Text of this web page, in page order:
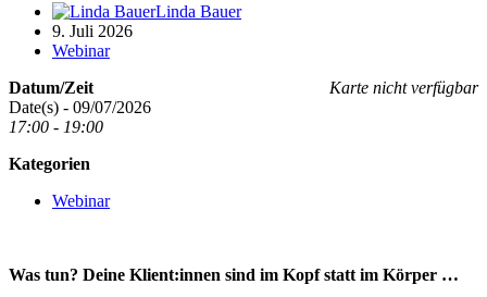
Linda Bauer
9. Juli 2026
Webinar
Karte nicht verfügbar
Datum/Zeit
Date(s) - 09/07/2026
17:00 - 19:00
Kategorien
Webinar
Was tun? Deine Klient:innen sind im Kopf statt im Körper …